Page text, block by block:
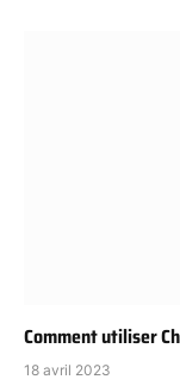
Comment utiliser
18 avril 2023